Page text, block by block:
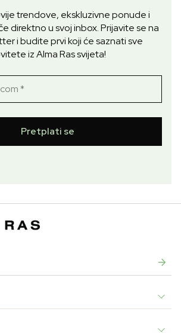
trendove, ekskluzivne ponude i
direktno u svoj inbox. Prijavite se na
i budite prvi koji će saznati sve
iz Alma Ras svijeta!
Pretplati se